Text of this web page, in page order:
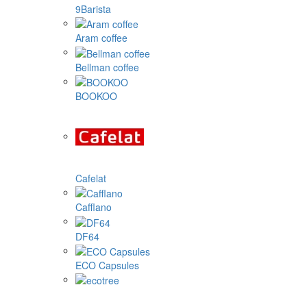
9Barista
Aram coffee
Bellman coffee
BOOKOO
Cafelat
Cafflano
DF64
ECO Capsules